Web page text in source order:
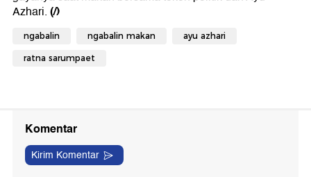
Azhari.(/)
ngabalin ngabalin makan ayu azhari
ratna sarumpaet